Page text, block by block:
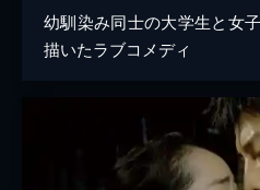
幼馴染み同士の大学生と女
描いたラブコメディ